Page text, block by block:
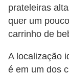
prateleiras
quer um
carrinho de
A localização
é em um dos